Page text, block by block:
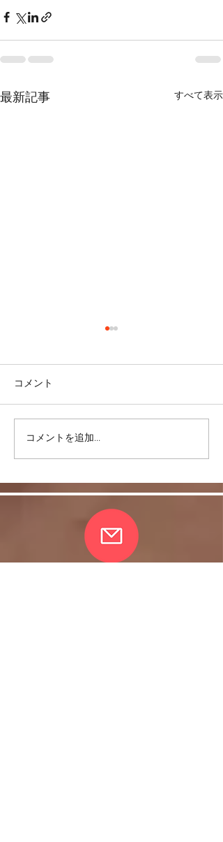
最新記事 すべて表示
リバウンドを避けるに
は・・・
コメント
コメントを追加…